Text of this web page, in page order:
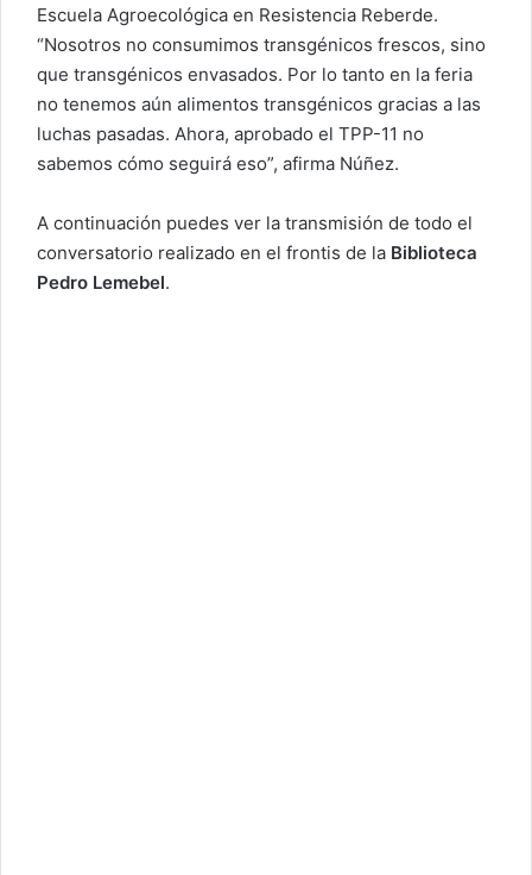
Escuela Agroecológica en Resistencia Reberde.
“Nosotros no consumimos transgénicos frescos, sino
que transgénicos envasados. Por lo tanto en la feria
no tenemos aún alimentos transgénicos gracias a las
luchas pasadas. Ahora, aprobado el TPP-11 no
sabemos cómo seguirá eso”, afirma Núñez.
A continuación puedes ver la transmisión de todo el
conversatorio realizado en el frontis de la Biblioteca
Pedro Lemebel.